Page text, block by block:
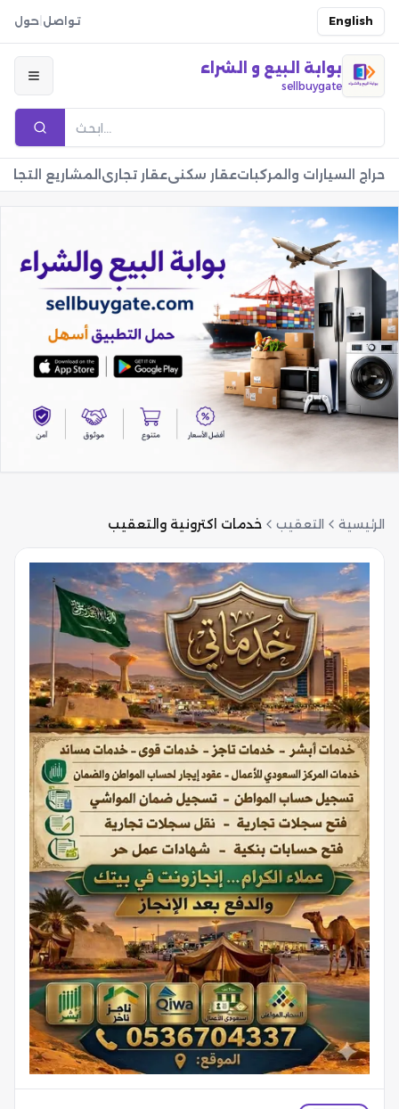
تواصل حول English
بوابة البيع و الشراء
sellbuygate
حراج السيارات والمركباتعقار سكنيعقار تجاري المشاريع
الرئيسية التعقيب خدمات اكترونية والتعقيب